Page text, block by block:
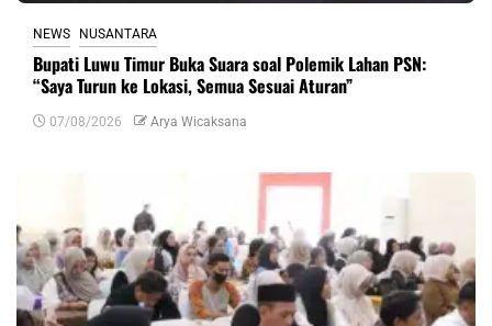
NEWS NUSANTARA
Bupati Luwu Timur Buka Suara soal Polemik Lahan PSN:
“Saya Turun ke Lokasi, Semua Sesuai Aturan”
07/08/2026 Arya Wicaksana